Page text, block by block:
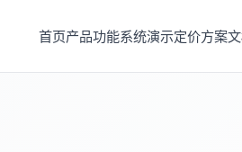
首页产品功能系统演示定价方案